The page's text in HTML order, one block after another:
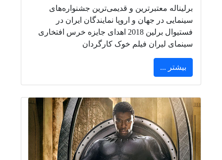
برلیناله معتبرترین و قدیمی‌ترین جشنواره‌های
سینمایی در جهان و اروپا نمایندگان ایران در
فستیوال برلین 2018 اهدای جایزه خرس افتخاری
سینمای لیران فیلم خوک کارگردان
بیشتر ...